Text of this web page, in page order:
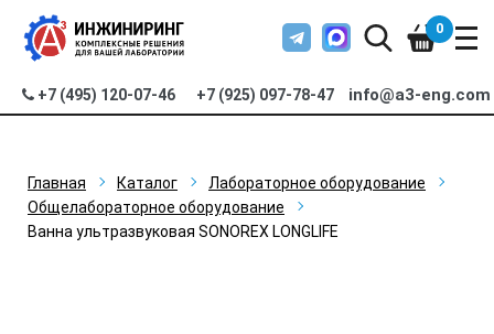
+7 (495) 120-07-46 +7 (925) 097-78-47 info@a3-eng.com
0
Главная Каталог
Лабораторное оборудование
Общелабораторное оборудование
Ванна ультразвуковая SONOREX LONGLIFE